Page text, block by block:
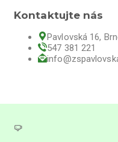
Kontaktujte nás
Pavlovská 16,
547 381 221